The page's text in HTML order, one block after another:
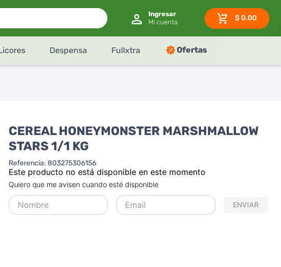
$0.00
Despensa Fullxtra Ofertas
CEREAL HONEYMONSTER MARSHMALLOW
STARS 1/1 KG
Referencia: 803275306156
Este producto no está disponible en este momento
Quiero que me avisen cuando esté disponible
ENVIAR